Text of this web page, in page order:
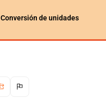
Conversión de unidades